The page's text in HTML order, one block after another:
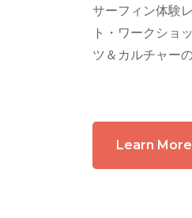
サーフィン体験
ト・ワークショ
ツ＆カルチャー
Learn More